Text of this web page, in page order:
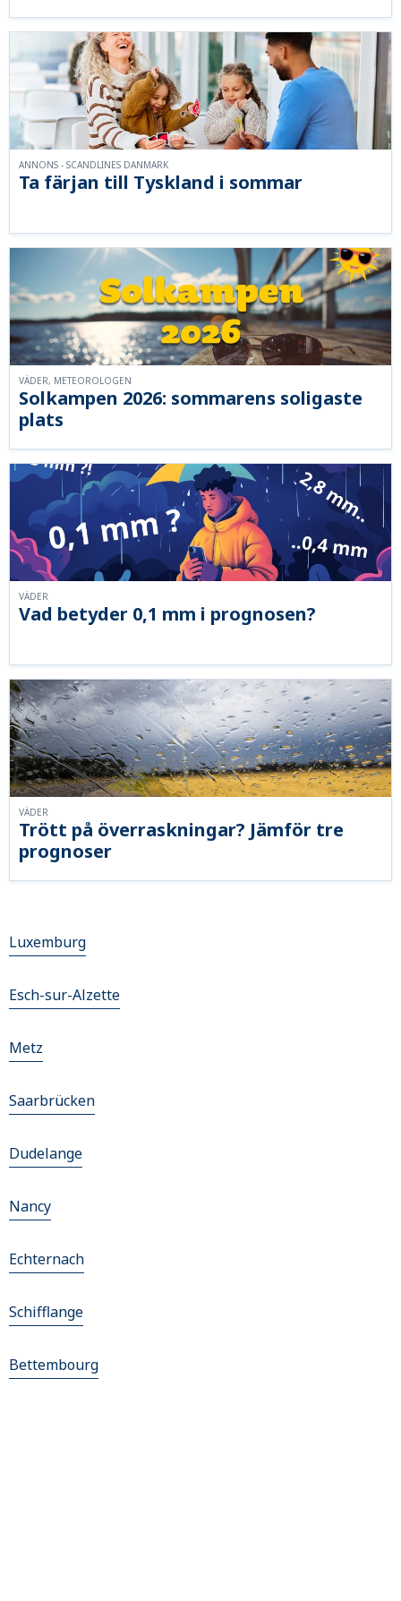
Ta färjan till Tyskland i sommar
ANNONS - SCANDLINES DANMARK
Solkampen 2026: sommarens soligaste
plats
VÄDER, METEOROLOGEN
Vad betyder 0,1 mm i prognosen?
VÄDER
Trött på överraskningar? Jämför tre
prognoser
VÄDER
Luxemburg
Esch-sur-Alzette
Metz
Saarbrücken
Dudelange
Nancy
Echternach
Schifflange
Bettembourg